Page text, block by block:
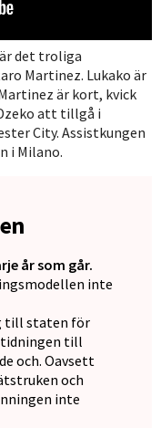
det troliga
Martinez. Lukako är
är kort, kvick
att tillgå i
City. Assistkungen
i Milano.
år som går.
inte
till staten för
tidningen till
och. Oavsett
och
inte